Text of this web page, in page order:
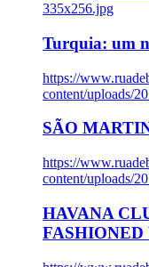
335x256.jpg
Turquia: um
https://
content/uploads/
SÃO
https://
content/uploads/
HAVANA
FASHIONED